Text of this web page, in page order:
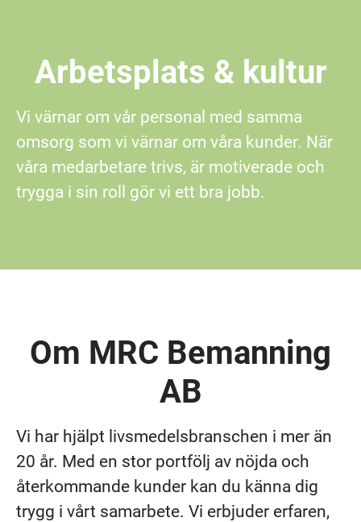
Arbetsplats & kultur
Vi värnar om vår personal med samma
omsorg som vi värnar om våra kunder. När
våra medarbetare trivs, är motiverade och
trygga i sin roll gör vi ett bra jobb.
Om MRC Bemanning
AB
Vi har hjälpt livsmedelsbranschen i mer än
20 år. Med en stor portfölj av nöjda och
återkommande kunder kan du känna dig
trygg i vårt samarbete. Vi erbjuder erfaren,